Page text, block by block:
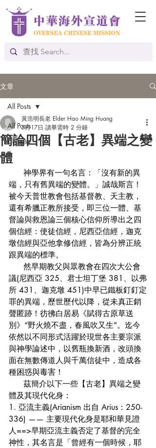
文章
All Posts
Chinese
All Posts
簡論四個【古老】異端之變
體
黃浩明長老 Elder Hao Ming Huang
5月17日 讀畢需時 2 分鐘
神學界有一句名言：「沒有新的異
端，只有舊異端的變體。」誠哉斯言！
被今天普世教會包括基督教、天主教，
還有希臘正教所接受，即三位一體、基
督論與救恩論三個核心信仰所導出之四
個信經：使徒信經，尼西亞信經，迦克
墩信經與亞他拿修信經，皆為分辨正統
跟異端的標準。
然早期教父與眾教會在四次大公會
議(尼西亞 325、君士坦丁堡 381、以弗
所 431、迦克墩 451)中早已鐵板釘釘定
罪的異端，歷世歷代以降，從未真正銷
聲匿跡！彷彿白居易《賦得古原草送
別》“野火燒不盡，春風吹又生”。迄今
依然以不同形式活躍於現世各主要宗派
與神學論述中，以舊瓶換新酒，改頭換
面在無數傳道人與千萬信徒中，造成各
種困惑與毒害！
茲簡介以下一些【古老】異端之變
體及其現代化身：
1. 亞流主義(Arianism 出自 Arius：250-
336) —— 主要現代化身是耶和華見證
人==>早期亞流主義否定了基督的完全
神性，其名言是「曾經有一個時候，耶